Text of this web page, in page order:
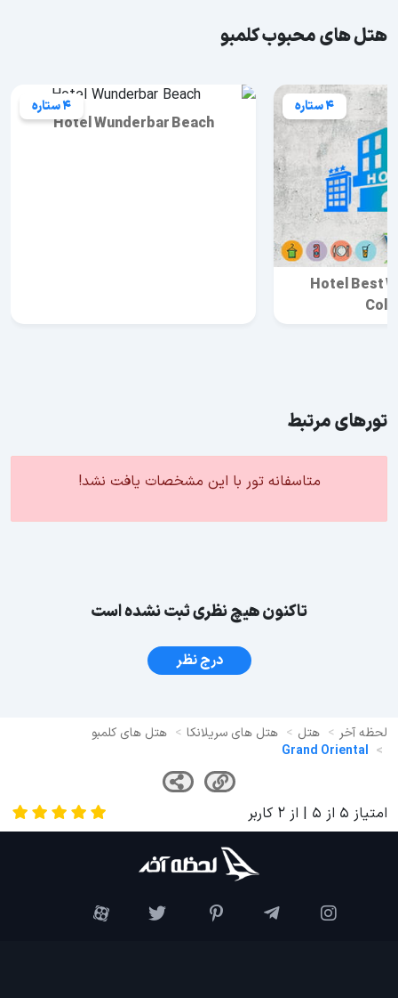
هتل های محبوب کلمبو
4 ستاره
Hotel Best
4 ستاره
Hotel Wunderbar Beach
تورهای مرتبط
متاسفانه تور با این مشخصات یافت نشد!
تاکنون هیچ نظری ثبت نشده است
درج نظر
لحظه آخر هتل هتل های سریلانکا
هتل های کلمبو
Grand Oriental
امتیاز 5 از 5 | از 2 کاربر